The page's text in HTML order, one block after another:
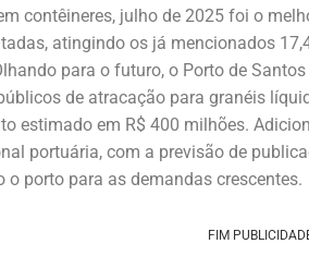
contêineres, julho de 2025 foi o
atingindo os já mencionados
para o futuro, o Porto de
de atracação para granéis
estimado em R$ 400 milhões.
portuária, com a previsão de
o porto para as demandas crescentes.
FIM